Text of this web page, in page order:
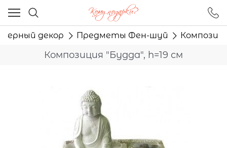
декор Предметы Фен-шуй
Композиция "Будда", h=19 см
Ваш город - Москва,
угадали?
ДА НЕТ